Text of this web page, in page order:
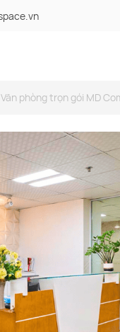
Văn phòng trọn gói MD